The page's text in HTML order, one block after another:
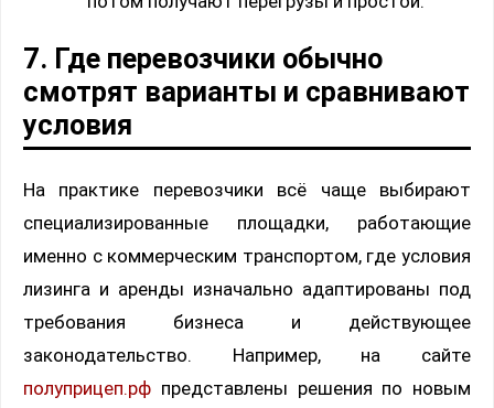
7. Где перевозчики обычно
смотрят варианты и сравнивают
условия
На практике перевозчики всё чаще выбирают
специализированные площадки, работающие
именно с коммерческим транспортом, где условия
лизинга и аренды изначально адаптированы под
требования бизнеса и действующее
законодательство. Например, на сайте
полуприцеп.рф представлены решения по новым